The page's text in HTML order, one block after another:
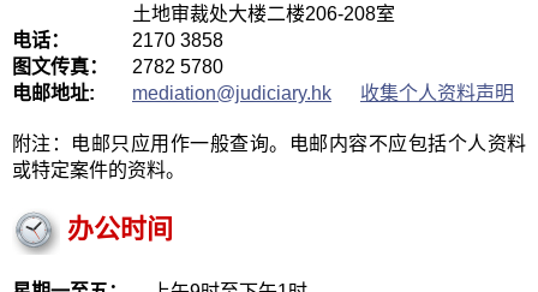
土地审裁处大楼二楼206-208室
电话：
2170 3858
图文传真：
2782 5780
电邮地址:
mediation@judiciary.hk 收集个人资料声明
附注：电邮只应用作一般查询。电邮内容不应包括个人资料
或特定案件的资料。
办公时间